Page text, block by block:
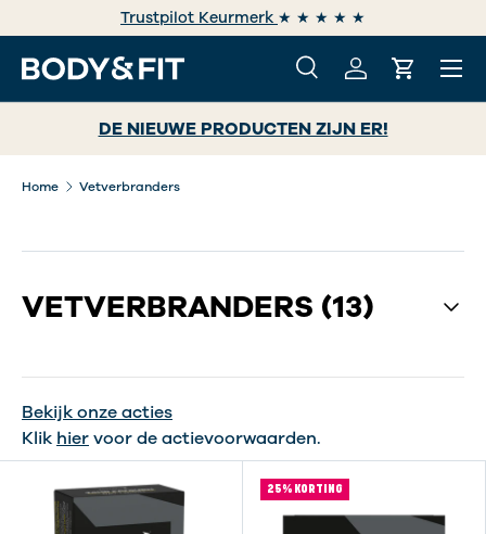
GA NAAR INHOUD
Trustpilot Keurmerk ★ ★ ★ ★ ★
Zoeken
ZoekenInloggen
Menu
DE NIEUWE PRODUCTEN ZIJN ER!
Home Vetverbranders
VETVERBRANDERS (13)
Bekijk onze acties
Klik hiervoor de actievoorwaarden.
25% KORTING